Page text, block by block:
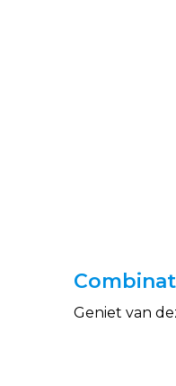
Geniet van